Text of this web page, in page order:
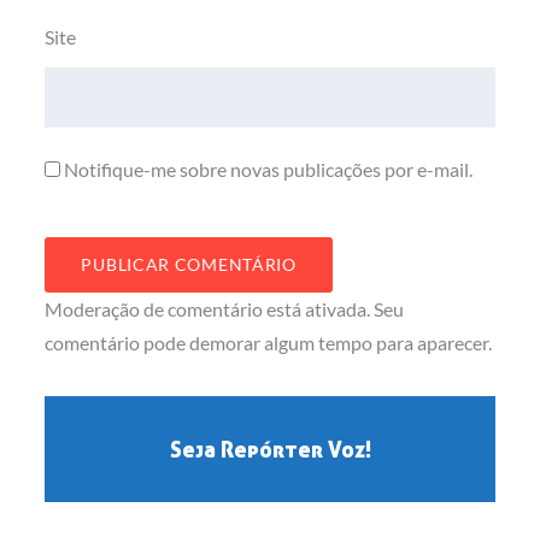
Site
Notifique-me sobre novas publicações por e-mail.
Moderação de comentário está ativada. Seu
comentário pode demorar algum tempo para aparecer.
Seja Repórter Voz!